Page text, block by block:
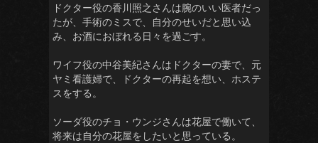
ドクター役の香川照之さんは腕のいい医者だっ
たが、手術のミスで、自分のせいだと思い込
み、お酒におぼれる日々を過ごす。
ワイフ役の中谷美紀さんはドクターの妻で、元
ヤミ看護婦で、ドクターの再起を想い、ホステ
スをする。
ソーダ役のチョ・ウンジさんは花屋で働いて、
将来は自分の花屋をしたいと思っている。